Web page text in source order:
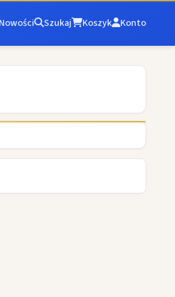
Nowości Szukaj Koszyk Konto